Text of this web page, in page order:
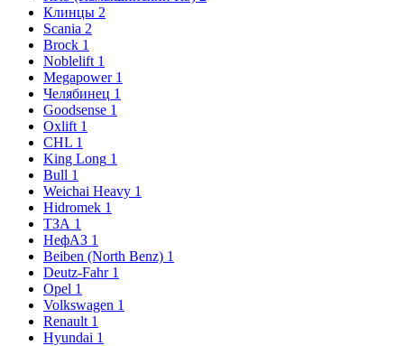
Клинцы 2
Scania 2
Brock 1
Noblelift 1
Megapower 1
Челябинец 1
Goodsense 1
Oxlift 1
CHL 1
King Long 1
Bull 1
Weichai Heavy 1
Hidromek 1
ТЗА 1
НефАЗ 1
Beiben (North Benz) 1
Deutz-Fahr 1
Opel 1
Volkswagen 1
Renault 1
Hyundai 1